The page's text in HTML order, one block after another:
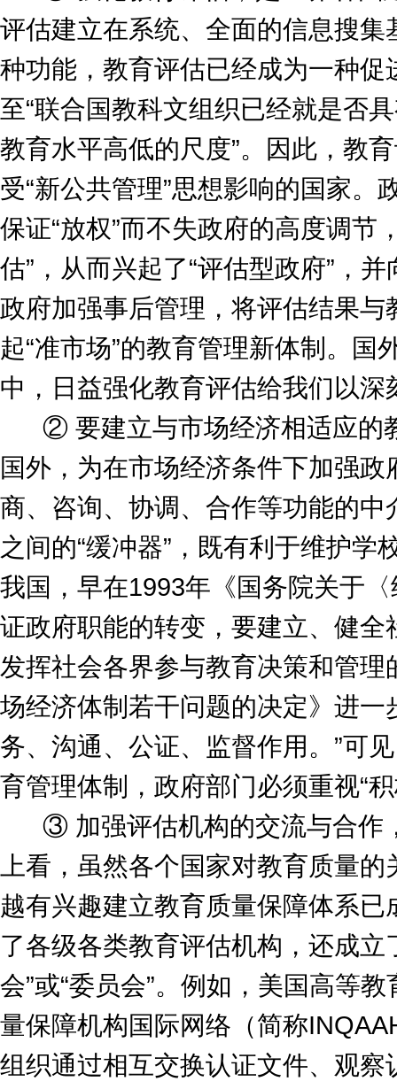
评估建立在系统、全面的信息搜
种功能，教育评估已经成为一种
至“联合国教科文组织已经就是否
教育水平高低的尺度”。因此，教
受“新公共管理”思想影响的国家
保证“放权”而不失政府的高度调节
估”，从而兴起了“评估型政府”，
政府加强事后管理，将评估结果
起“准市场”的教育管理新体制。
中，日益强化教育评估给我们以深
② 要建立与市场经济相适应的
国外，为在市场经济条件下加强
商、咨询、协调、合作等功能的
之间的“缓冲器”，既有利于维护
我国，早在1993年《国务院关于
证政府职能的转变，要建立、健
发挥社会各界参与教育决策和管
场经济体制若干问题的决定》进
务、沟通、公证、监督作用。”可
育管理体制，政府部门必须重视“
③ 加强评估机构的交流与合作，
上看，虽然各个国家对教育质量
越有兴趣建立教育质量保障体系
了各级各类教育评估机构，还成
会”或“委员会”。例如，美国高等
量保障机构国际网络（简称
组织通过相互交换认证文件、观